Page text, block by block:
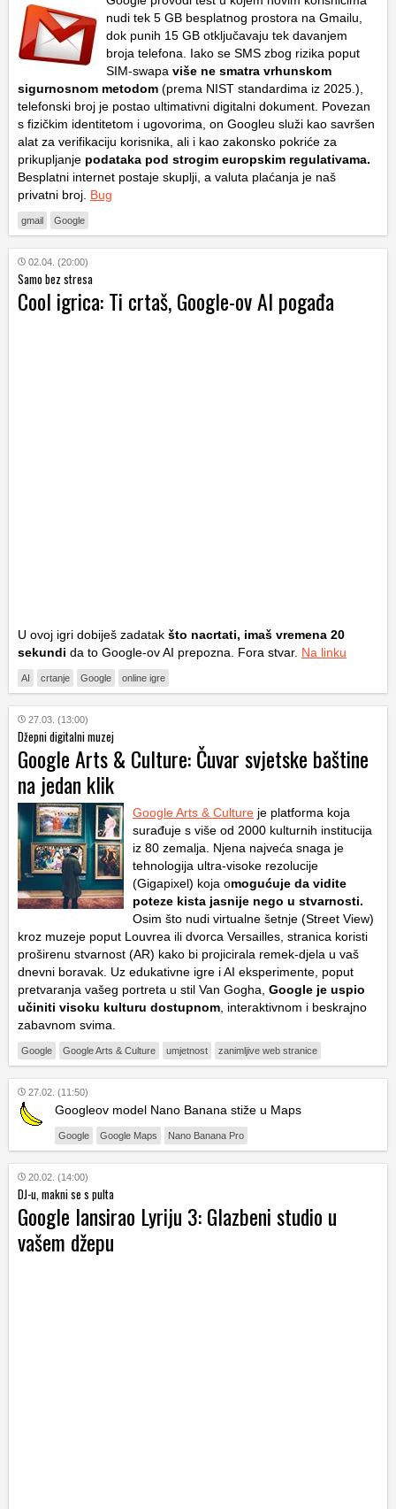
nudi tek 5 GB besplatnog prostora na Gmailu,
dok punih 15 GB otključavaju tek davanjem
broja telefona. Iako se SMS zbog rizika poput
SIM-swapa više ne smatra vrhunskom
sigurnosnom metodom (prema NIST standardima iz 2025.),
telefonski broj je postao ultimativni digitalni dokument. Povezan
s fizičkim identitetom i ugovorima, on Googleu služi kao savršen
alat za verifikaciju korisnika, ali i kao zakonsko pokriće za
prikupljanje podataka pod strogim europskim regulativama.
Besplatni internet postaje skuplji, a valuta plaćanja je naš
privatni broj. Bug
gmail Google
02.04. (20:00)
Samo bez stresa
Cool igrica: Ti crtaš, Google-ov AI pogađa
U ovoj igri dobiješ zadatak što nacrtati, imaš vremena 20
sekundi da to Google-ov AI prepozna. Fora stvar. Na linku
AI crtanje Google online igre
27.03. (13:00)
Džepni digitalni muzej
Google Arts & Culture: Čuvar svjetske baštine
na jedan klik
Google Arts & Culture je platforma koja
surađuje s više od 2000 kulturnih institucija
iz 80 zemalja. Njena najveća snaga je
tehnologija ultra-visoke rezolucije
(Gigapixel) koja omogućuje da vidite
poteze kista jasnije nego u stvarnosti.
Osim što nudi virtualne šetnje (Street View)
kroz muzeje poput Louvrea ili dvorca Versailles, stranica koristi
proširenu stvarnost (AR) kako bi projicirala remek-djela u vaš
dnevni boravak. Uz edukativne igre i AI eksperimente, poput
pretvaranja vašeg portreta u stil Van Gogha, Google je uspio
učiniti visoku kulturu dostupnom , interaktivnom i beskrajno
zabavnom svima.
Google Google Arts & Culture umjetnost zanimljive web stranice
27.02. (11:50)
Googleov model Nano Banana stiže u Maps
Google Google Maps Nano Banana Pro
20.02. (14:00)
DJ-u, makni se s pulta
Google lansirao Lyriju 3: Glazbeni studio u
vašem džepu